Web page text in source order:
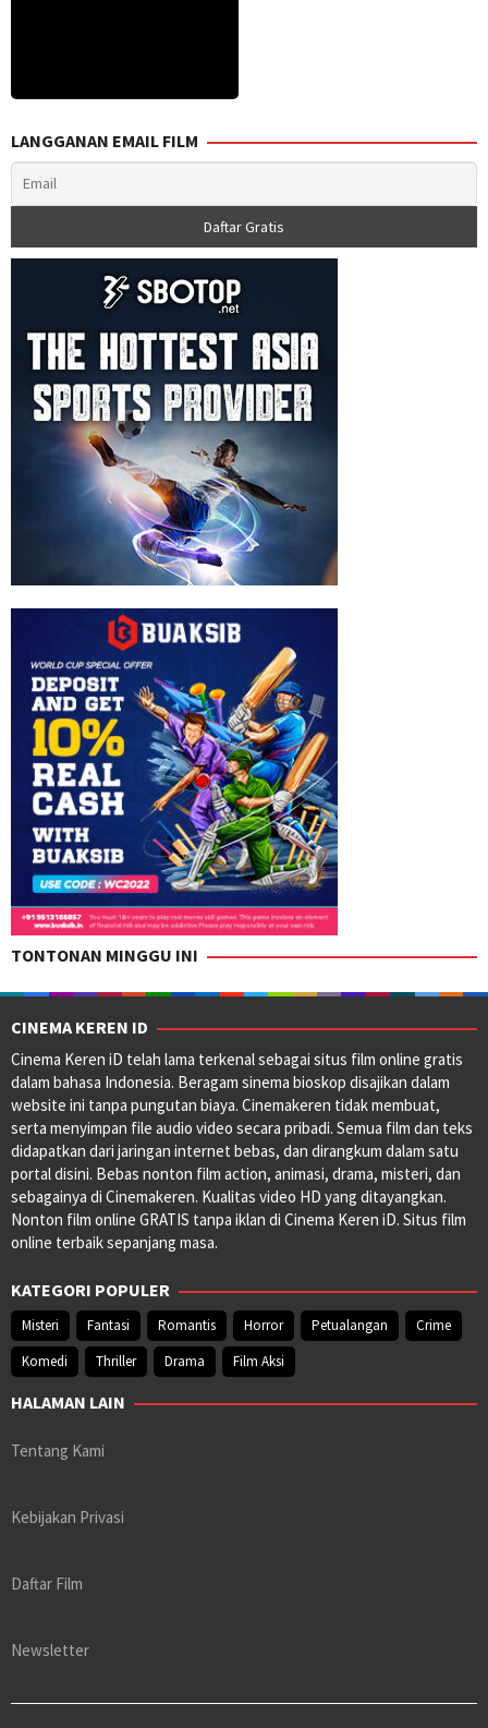
LANGGANAN EMAIL FILM
TONTONAN MINGGU INI
CINEMA KEREN ID
Cinema Keren iD telah lama terkenal sebagai situs film online gratis
dalam bahasa Indonesia. Beragam sinema bioskop disajikan dalam
website ini tanpa pungutan biaya. Cinemakeren tidak membuat,
serta menyimpan file audio video secara pribadi. Semua film dan teks
didapatkan dari jaringan internet bebas, dan dirangkum dalam satu
portal disini. Bebas nonton film action, animasi, drama, misteri, dan
sebagainya di Cinemakeren. Kualitas video HD yang ditayangkan.
Nonton film online GRATIS tanpa iklan di Cinema Keren iD. Situs film
online terbaik sepanjang masa.
KATEGORI POPULER
Misteri Fantasi Romantis Horror Petualangan
Crime
Komedi
Thriller Drama Film Aksi
HALAMAN LAIN
Tentang Kami
Kebijakan Privasi
Daftar Film
Newsletter